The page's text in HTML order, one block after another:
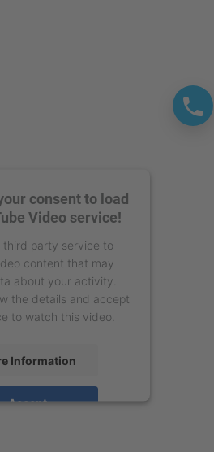
consent to load
Video service!
third party service to
content that may
about your activity.
the details and accept
to watch this video.
Information
Accept